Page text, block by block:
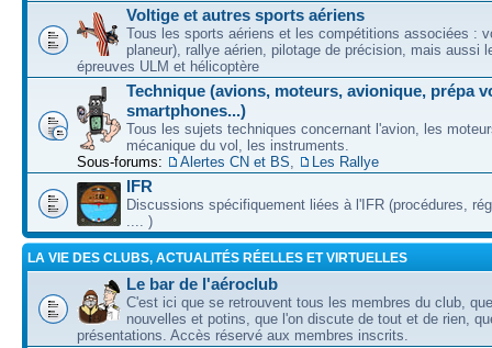
Voltige et autres sports aériens
Tous les sports aériens et les compétitions associées :
planeur), rallye aérien, pilotage de précision, mais aussi
épreuves ULM et hélicoptère
Technique (avions, moteurs, avionique, prépa
smartphones...)
Tous les sujets techniques concernant l'avion, les
mécanique du vol, les instruments.
Sous-forums:
Alertes CN et BS Les Rallye
IFR
Discussions spécifiquement liées à l'IFR (procédures,
.... )
LA VIE DES CLUBS, ACTUALITÉS RÉELLES ET VIRTUELLES
Le bar de l'aéroclub
C'est ici que se retrouvent tous les membres du club,
nouvelles et potins, que l'on discute de tout et de rien,
présentations. Accès réservé aux membres inscrits.